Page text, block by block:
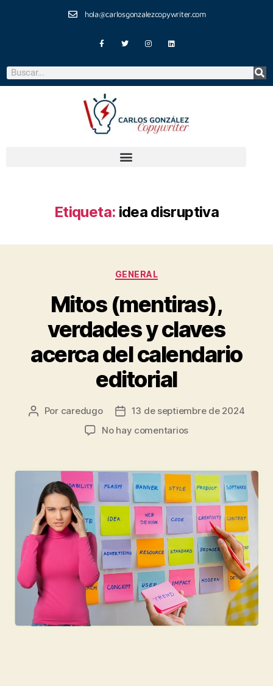
hola@carlosgonzalezcopywriter.com
Etiqueta: idea disruptiva
GENERAL
Mitos (mentiras),
verdades y claves
acerca del calendario
editorial
Por caredugo
13 de septiembre de 2024
No hay comentarios